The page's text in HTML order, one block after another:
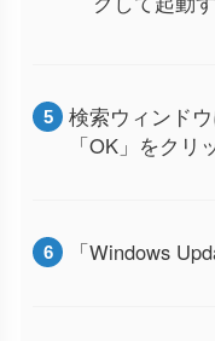
検索ウィンド
「OK」をクリ
「Windows